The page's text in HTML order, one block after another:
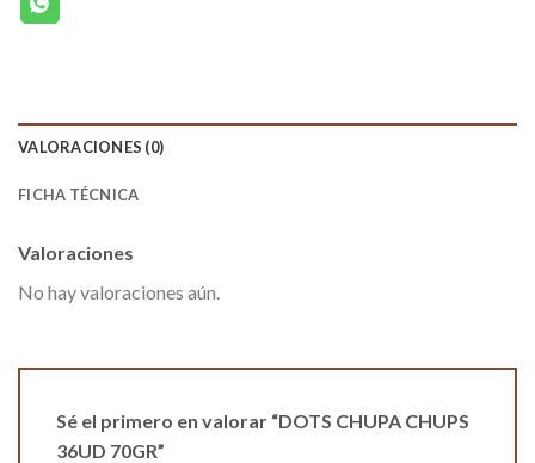
VALORACIONES (0)
FICHA TÉCNICA
Valoraciones
No hay valoraciones aún.
Sé el primero en valorar “DOTS CHUPA CHUPS
36UD 70GR”